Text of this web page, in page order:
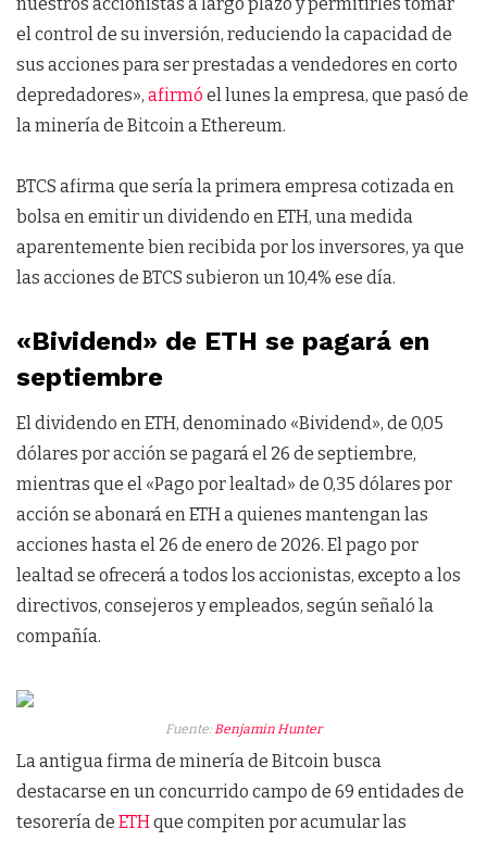
el control de su inversión, reduciendo la capacidad de
sus acciones para ser prestadas a vendedores en corto
depredadores», afirmó el lunes la empresa, que pasó de
la minería de Bitcoin a Ethereum.
BTCS afirma que sería la primera empresa cotizada en
bolsa en emitir un dividendo en ETH, una medida
aparentemente bien recibida por los inversores, ya que
las acciones de BTCS subieron un 10,4% ese día.
«Bividend» de ETH se pagará en
septiembre
El dividendo en ETH, denominado «Bividend», de 0,05
dólares por acción se pagará el 26 de septiembre,
mientras que el «Pago por lealtad» de 0,35 dólares por
acción se abonará en ETH a quienes mantengan las
acciones hasta el 26 de enero de 2026. El pago por
lealtad se ofrecerá a todos los accionistas, excepto a los
directivos, consejeros y empleados, según señaló la
compañía.
Fuente:Benjamin Hunter
La antigua firma de minería de Bitcoin busca
destacarse en un concurrido campo de 69 entidades de
tesorería de ETHque compiten por acumular las